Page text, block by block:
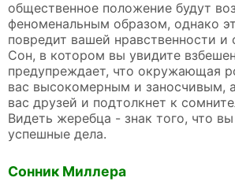
общественное положение будут
феноменальным образом, однако
повредит вашей нравственности и
Сон, в котором вы увидите
предупреждает, что окружающая
вас высокомерным и заносчивым,
вас друзей и подтолкнет к
Видеть жеребца - знак того, что
успешные дела.
Сонник Миллера